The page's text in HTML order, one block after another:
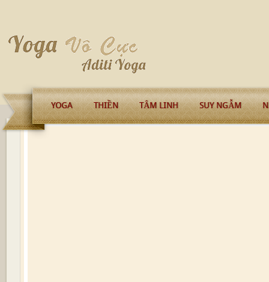
YOGA THIỀN TÂM LINH SUY NGẪM